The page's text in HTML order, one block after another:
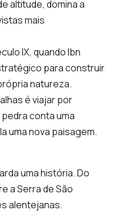
altitude, domina a
mais
IX, quando Ibn
para construir
natureza.
é viajar por
conta uma
uma nova paisagem.
uma história. Do
a Serra de São
alentejanas.